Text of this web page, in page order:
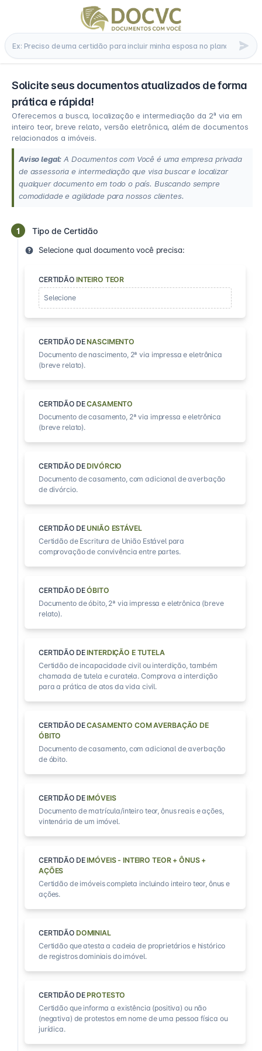
Solicite seus documentos atualizados de forma
prática e rápida!
Oferecemos a busca, localização e intermediação da 2ª via em
inteiro teor, breve relato, versão eletrônica, além de documentos
relacionados a imóveis.
Aviso legal: A Documentos com Você é uma empresa privada
de assessoria e intermediação que visa buscar e localizar
qualquer documento em todo o país. Buscando sempre
comodidade e agilidade para nossos clientes.
1 Tipo de Certidão
Selecione qual documento você precisa:
CERTIDÃO INTEIRO TEOR
Selecione
CERTIDÃO DENASCIMENTO
Documento de nascimento, 2ª via impressa e eletrônica
(breve relato).
CERTIDÃO DECASAMENTO
Documento de casamento, 2ª via impressa e eletrônica
(breve relato).
CERTIDÃO DEDIVÓRCIO
Documento de casamento, com adicional de averbação
de divórcio.
CERTIDÃO DEUNIÃO ESTÁVEL
Certidão de Escritura de União Estável para
comprovação de convivência entre partes.
CERTIDÃO DEÓBITO
Documento de óbito, 2ª via impressa e eletrônica (breve
relato).
CERTIDÃO DEINTERDIÇÃO E TUTELA
Certidão de incapacidade civil ou interdição, também
chamada de tutela e curatela. Comprova a interdição
para a prática de atos da vida civil.
CERTIDÃO DECASAMENTO COM AVERBAÇÃO DE
ÓBITO
Documento de casamento, com adicional de averbação
de óbito.
CERTIDÃO DEIMÓVEIS
Documento de matrícula/inteiro teor, ônus reais e ações,
vintenária de um imóvel.
CERTIDÃO DEIMÓVEIS - INTEIRO TEOR + ÔNUS +
AÇÕES
Certidão de imóveis completa incluindo inteiro teor, ônus e
ações.
CERTIDÃO DOMINIAL
Certidão que atesta a cadeia de proprietários e histórico
de registros dominiais do imóvel.
CERTIDÃO DEPROTESTO
Certidão que informa a existência (positiva) ou não
(negativa) de protestos em nome de uma pessoa física ou
jurídica.